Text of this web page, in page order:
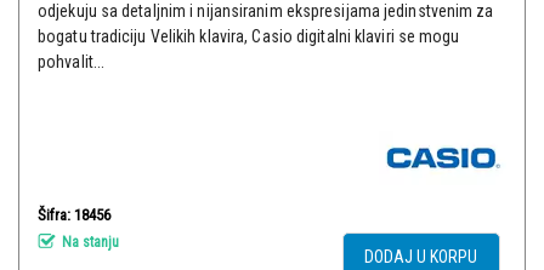
odjekuju sa detaljnim i nijansiranim ekspresijama jedinstvenim za
bogatu tradiciju Velikih klavira, Casio digitalni klaviri se mogu
pohvalit...
Šifra: 18456
Na stanju
DODAJ U KORPU